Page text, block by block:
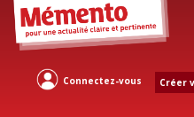
Connectez-vous Créer